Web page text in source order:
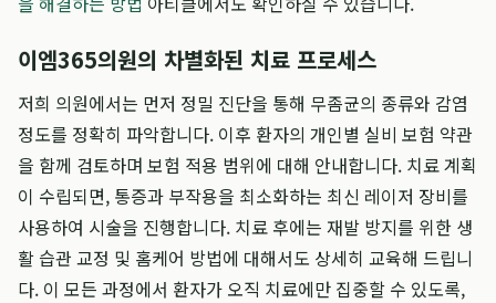
이엠365의원의 차별화된 치료 프로세스
저희 의원에서는 먼저 정밀 진단을 통해 무좀균의 종류와 감염
정도를 정확히 파악합니다. 이후 환자의 개인별 실비 보험 약관
을 함께 검토하며 보험 적용 범위에 대해 안내합니다. 치료 계획
이 수립되면, 통증과 부작용을 최소화하는 최신 레이저 장비를
사용하여 시술을 진행합니다. 치료 후에는 재발 방지를 위한 생
활 습관 교정 및 홈케어 방법에 대해서도 상세히 교육해 드립니
다. 이 모든 과정에서 환자가 오직 치료에만 집중할 수 있도록,